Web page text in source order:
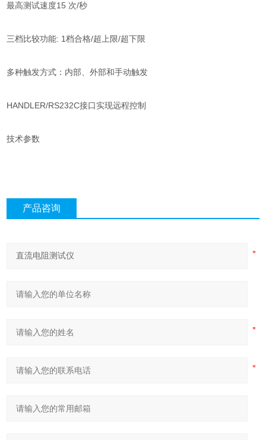
最高测试速度15 次/秒
三档比较功能: 1档合格/超上限/超下限
多种触发方式：内部、外部和手动触发
HANDLER/RS232C接口实现远程控制
技术参数
产品咨询